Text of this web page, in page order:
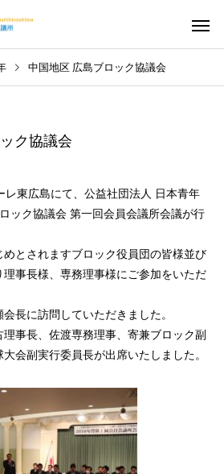
ュール 役員および
・目標 JC出身の著
2026年
中国地区 広島ブロック協議会
ク協議会
レ東広島にて、公益社団法人 日本青年
ック協議会 第一回会員会議所会議が行
とされますブロック役員団の皆様並び
事長様、専務理事様にご参加をいただ
長に訪問していただきました。
事長、佐渡専務理事、寄兼ブロック副
会副実行委員長が出席いたしました。